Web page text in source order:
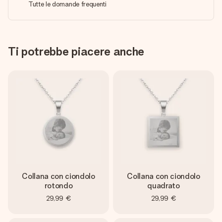
Tutte le domande frequenti
Ti potrebbe piacere anche
Collana con ciondolo
rotondo
29,99 €
Collana con ciondolo
quadrato
29,99 €